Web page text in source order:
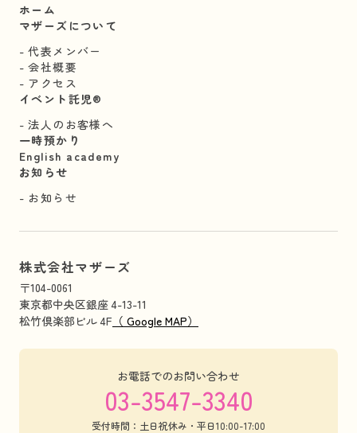
ホーム
マザーズについて
代表メンバー
会社概要
アクセス
イベント託児®︎
法人のお客様へ
一時預かり
English academy
お知らせ
お知らせ
株式会社マザーズ
〒104-0061
東京都中央区銀座 4-13-11
松竹倶楽部ビル 4F （ Google MAP）
お電話でのお問い合わせ
03-3547-3340
受付時間：土日祝休み・平日10:00-17:00